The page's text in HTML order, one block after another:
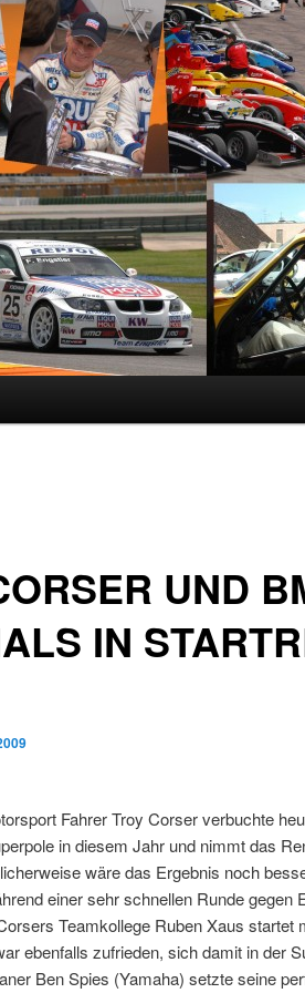
UND
IN
Fahrer Troy Corser verbuchte
in diesem Jahr und nimmt das
wäre das Ergebnis noch
einer sehr schnellen Runde gegen
Teamkollege Ruben Xaus startet
ebenfalls zufrieden, sich damit in der
Ben Spies (Yamaha) setzte seine